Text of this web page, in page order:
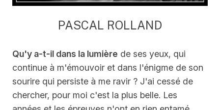
PASCAL ROLLAND
Qu'y a-t-il dans la lumière de ses yeux, qui
continue à m'émouvoir et dans l'énigme de son
sourire qui persiste à me ravir ? J'ai cessé de
chercher, pour moi c'est la plus belle. Les